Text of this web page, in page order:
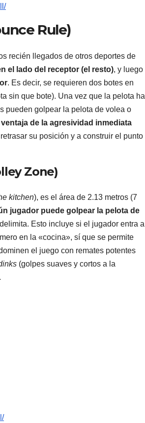
Rule)
recién llegados de otros deportes de
el lado del receptor (el resto), y luego
. Es decir, se requieren dos botes en
sin que bote). Una vez que la pelota ha
pueden golpear la pelota de volea o
de la agresividad inmediata
su posición y a construir el punto
Zone)
kitchen), es el área de 2.13 metros (7
jugador puede golpear la pelota de
Esto incluye si el jugador entra a
en la «cocina», sí que se permite
el juego con remates potentes
(golpes suaves y cortos a la